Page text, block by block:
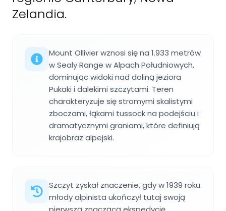
Zelandia.
Mount Ollivier wznosi się na 1.933 metrów
w Sealy Range w Alpach Południowych,
dominując widoki nad doliną jeziora
Pukaki i dalekimi szczytami. Teren
charakteryzuje się stromymi skalistymi
zboczami, łąkami tussock na podejściu i
dramatycznymi graniami, które definiują
krajobraz alpejski.
Szczyt zyskał znaczenie, gdy w 1939 roku
młody alpinista ukończył tutaj swoją